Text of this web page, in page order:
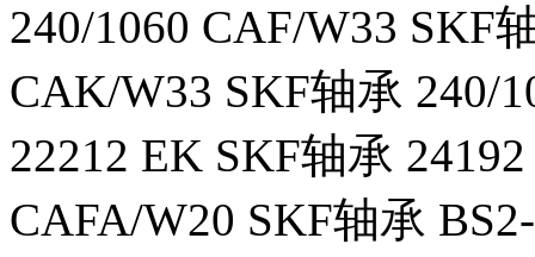
240/1060 CAF/W33 SKF
CAK/W33 SKF轴承 240/
22212 EK SKF轴承
CAFA/W20 SKF轴承